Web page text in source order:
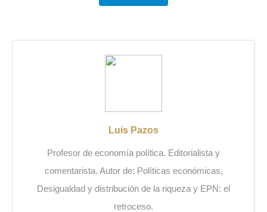
Luis Pazos
Profesor de economía política. Editorialista y
comentarista. Autor de: Políticas económicas,
Desigualdad y distribución de la riqueza y EPN: el
retroceso.